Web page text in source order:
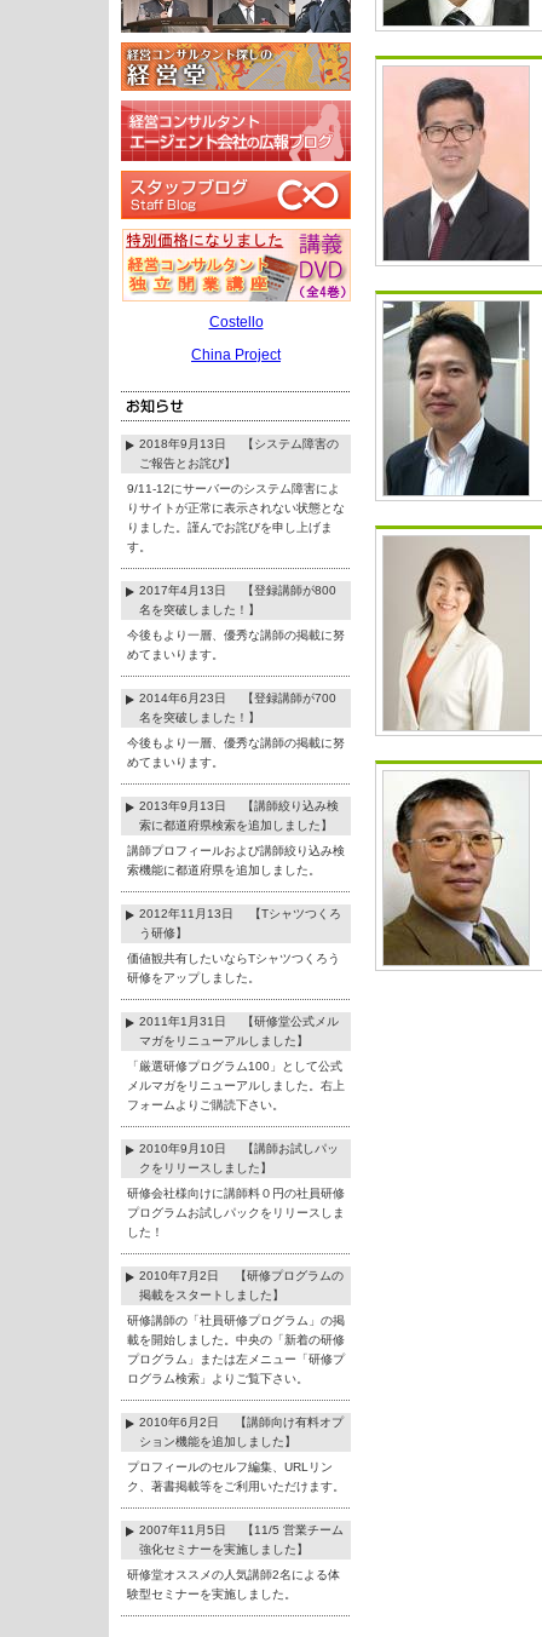
Costello
China Project
2018年9月13日 【システム障害の
ご報告とお詫び】
9/11-12にサーバーのシステム障害によ
りサイトが正常に表示されない状態とな
りました。謹んでお詫びを申し上げま
す。
2017年4月13日 【登録講師が800
名を突破しました！】
今後もより一層、優秀な講師の掲載に努
めてまいります。
2014年6月23日 【登録講師が700
名を突破しました！】
今後もより一層、優秀な講師の掲載に努
めてまいります。
2013年9月13日 【講師絞り込み検
索に都道府県検索を追加しました】
講師プロフィールおよび講師絞り込み検
索機能に都道府県を追加しました。
2012年11月13日 【Tシャツつくろ
う研修】
価値観共有したいならTシャツつくろう
研修をアップしました。
2011年1月31日 【研修堂公式メル
マガをリニューアルしました】
「厳選研修プログラム100」として公式
メルマガをリニューアルしました。右上
フォームよりご購読下さい。
2010年9月10日 【講師お試しパッ
クをリリースしました】
研修会社様向けに講師料０円の社員研修
プログラムお試しパックをリリースしま
した！
2010年7月2日 【研修プログラムの
掲載をスタートしました】
研修講師の「社員研修プログラム」の掲
載を開始しました。中央の「新着の研修
プログラム」または左メニュー「研修プ
ログラム検索」よりご覧下さい。
2010年6月2日 【講師向け有料オプ
ション機能を追加しました】
プロフィールのセルフ編集、URLリン
ク、著書掲載等をご利用いただけます。
2007年11月5日 【11/5 営業チーム
強化セミナーを実施しました】
研修堂オススメの人気講師2名による体
験型セミナーを実施しました。